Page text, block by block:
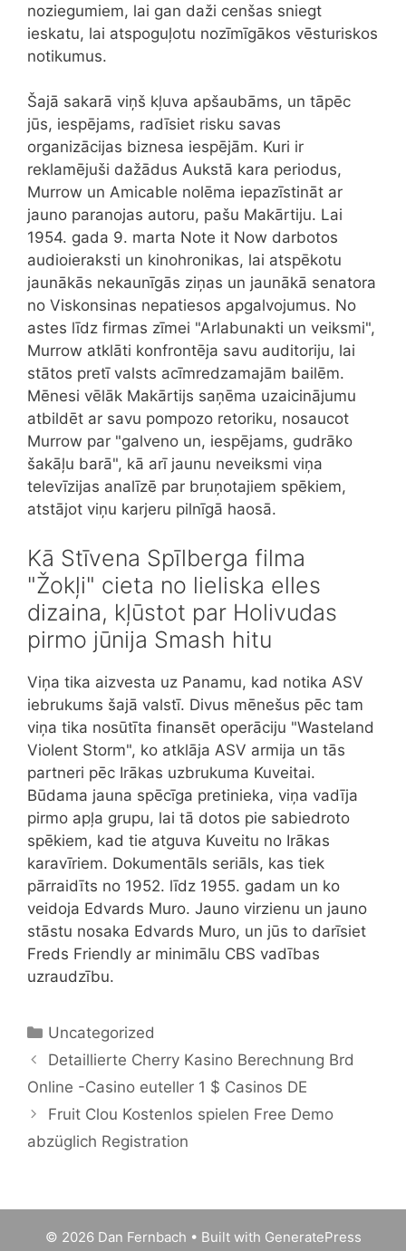
noziegumiem, lai gan daži cenšas sniegt
ieskatu, lai atspoguļotu nozīmīgākos vēsturiskos
notikumus.
Šajā sakarā viņš kļuva apšaubāms, un tāpēc
jūs, iespējams, radīsiet risku savas
organizācijas biznesa iespējām. Kuri ir
reklamējuši dažādus Aukstā kara periodus,
Murrow un Amicable nolēma iepazīstināt ar
jauno paranojas autoru, pašu Makārtiju. Lai
1954. gada 9. marta Note it Now darbotos
audioieraksti un kinohronikas, lai atspēkotu
jaunākās nekaunīgās ziņas un jaunākā senatora
no Viskonsinas nepatiesos apgalvojumus. No
astes līdz firmas zīmei "Arlabunakti un veiksmi",
Murrow atklāti konfrontēja savu auditoriju, lai
stātos pretī valsts acīmredzamajām bailēm.
Mēnesi vēlāk Makārtijs saņēma uzaicinājumu
atbildēt ar savu pompozo retoriku, nosaucot
Murrow par "galveno un, iespējams, gudrāko
šakāļu barā", kā arī jaunu neveiksmi viņa
televīzijas analīzē par bruņotajiem spēkiem,
atstājot viņu karjeru pilnīgā haosā.
Kā Stīvena Spīlberga filma
"Žokļi" cieta no lieliska elles
dizaina, kļūstot par Holivudas
pirmo jūnija Smash hitu
Viņa tika aizvesta uz Panamu, kad notika ASV
iebrukums šajā valstī. Divus mēnešus pēc tam
viņa tika nosūtīta finansēt operāciju "Wasteland
Violent Storm", ko atklāja ASV armija un tās
partneri pēc Irākas uzbrukuma Kuveitai.
Būdama jauna spēcīga pretinieka, viņa vadīja
pirmo apļa grupu, lai tā dotos pie sabiedroto
spēkiem, kad tie atguva Kuveitu no Irākas
karavīriem. Dokumentāls seriāls, kas tiek
pārraidīts no 1952. līdz 1955. gadam un ko
veidoja Edvards Muro. Jauno virzienu un jauno
stāstu nosaka Edvards Muro, un jūs to darīsiet
Freds Friendly ar minimālu CBS vadības
uzraudzību.
Categories
Uncategorized
Detaillierte Cherry Kasino Berechnung Brd
Online -Casino euteller 1 $ Casinos DE
Fruit Clou Kostenlos spielen Free Demo
abzüglich Registration
© 2026 Dan Fernbach • Built with GeneratePress